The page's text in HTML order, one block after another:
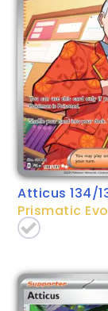
Atticus 134/
Prismatic